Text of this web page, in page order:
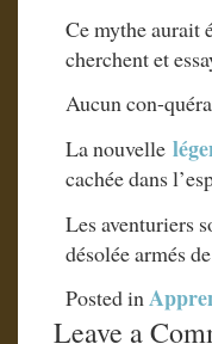
Ce mythe aurait
cherchent et
Aucun con-
La nouvelle
cachée dans
Les aventuriers
désolée armés
Posted in
Leave a